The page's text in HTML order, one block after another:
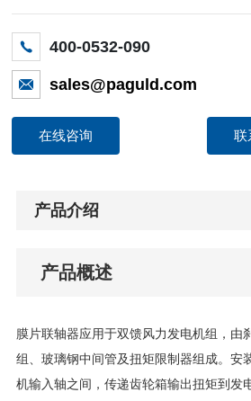
400-0532-090
sales@paguld.com
在线咨询 联
产品介绍
产品概述
膜片联轴器应用于双馈风力发电机组，由
组、玻璃钢中间管及扭矩限制器组成。安
机输入轴之间，传递齿轮箱输出扭矩到发